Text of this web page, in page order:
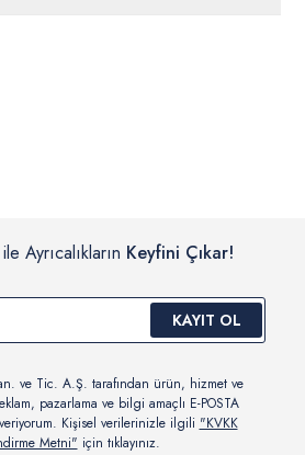
Ayrıcalıkların Keyfini Çıkar!
KAYIT OL
ve Tic. A.Ş. tarafından ürün, hizmet ve
pazarlama ve bilgi amaçlı E-POSTA
Kişisel verilerinizle ilgili "KVKK
Metni" için tıklayınız.